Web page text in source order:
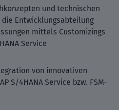
und technischen
Entwicklungsabteilung
mittels Customizings
Service
von innovativen
S/4HANA Service bzw. FSM-